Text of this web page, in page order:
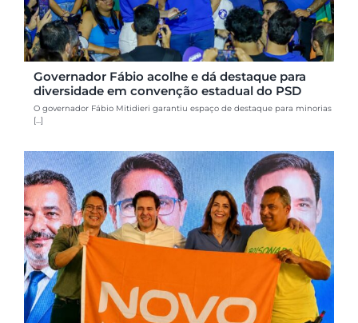
Governador Fábio acolhe e dá destaque para
diversidade em convenção estadual do PSD
O governador Fábio Mitidieri garantiu espaço de destaque para minorias
[...]